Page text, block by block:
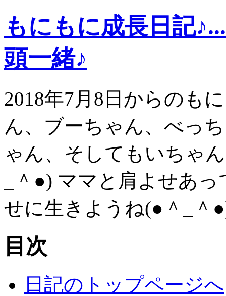
もにもに成長日記
頭一緒♪
2018年7月8日からのも
ん、ブーちゃん、べっ
ゃん、そしてもいちゃ
_＾●) ママと肩よせあ
せに生きようね(●＾_＾
目次
日記のトップページへ